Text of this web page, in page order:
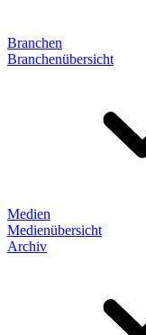
Branchen
Branchenübersicht
Medien
Medienübersicht
Archiv